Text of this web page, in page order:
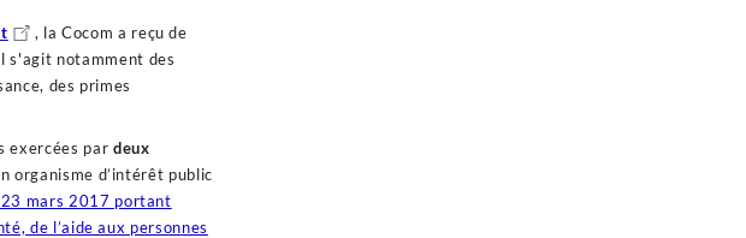
, la Cocom a reçu de
s'agit notamment des
des primes
exercées par deux
organisme d’intérêt public
23 mars 2017 portant
de l’aide aux personnes